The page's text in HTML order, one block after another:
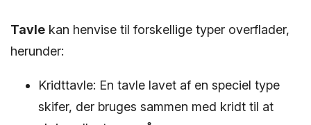
Tavle kan henvise til forskellige typer overflader,
herunder:
Kridttavle: En tavle lavet af en speciel type
skifer, der bruges sammen med kridt til at